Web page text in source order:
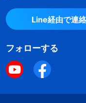
Line経由で連
フォローする